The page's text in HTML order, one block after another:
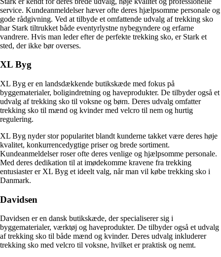
service. Kundeanmeldelser hæver ofte deres hjælpsomme personale og
gode rådgivning. Ved at tilbyde et omfattende udvalg af trekking sko
har Stark tiltrukket både eventyrlystne nybegyndere og erfarne
vandrere. Hvis man leder efter de perfekte trekking sko, er Stark et
sted, der ikke bør overses.
XL Byg
XL Byg er en landsdækkende butikskæde med fokus på
byggematerialer, boligindretning og haveprodukter. De tilbyder også et
udvalg af trekking sko til voksne og børn. Deres udvalg omfatter
trekking sko til mænd og kvinder med velcro til nem og hurtig
regulering.
XL Byg nyder stor popularitet blandt kunderne takket være deres høje
kvalitet, konkurrencedygtige priser og brede sortiment.
Kundeanmeldelser roser ofte deres venlige og hjælpsomme personale.
Med deres dedikation til at imødekomme kravene fra trekking
entusiaster er XL Byg et ideelt valg, når man vil købe trekking sko i
Danmark.
Davidsen
Davidsen er en dansk butikskæde, der specialiserer sig i
byggematerialer, værktøj og haveprodukter. De tilbyder også et udvalg
af trekking sko til både mænd og kvinder. Deres udvalg inkluderer
trekking sko med velcro til voksne, hvilket er praktisk og nemt.